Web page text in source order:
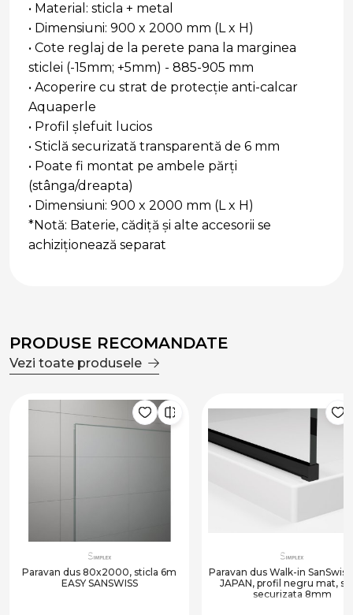
• Material: sticla + metal
• Dimensiuni: 900 x 2000 mm (L x H)
• Cote reglaj de la perete pana la marginea
sticlei (-15mm; +5mm) - 885-905 mm
• Acoperire cu strat de protecție anti-calcar
Aquaperle
• Profil șlefuit lucios
• Sticlă securizată transparentă de 6 mm
• Poate fi montat pe ambele părți
(stânga/dreapta)
• Dimensiuni: 900 x 2000 mm (L x H)
*Notă: Baterie, cădiță și alte accesorii se
achiziționează separat
PRODUSE RECOMANDATE
Vezi toate produsele
Paravan dus 80x2000, sticla 6m
EASY SANSWISS
Paravan dus Walk-in SanSwiss
JAPAN, profil negru mat,
securizata 8mm